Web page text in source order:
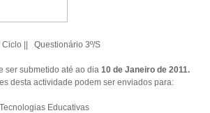
Ciclo || Questionário 3º/S
ser submetido até ao dia 10 de Janeiro de 2011.
desta actividade podem ser enviados para:
Educativas